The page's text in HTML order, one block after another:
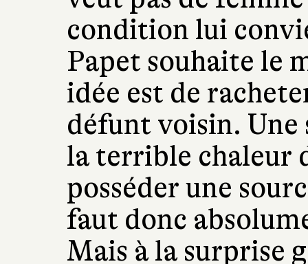
condition lui
Papet souhaite le
idée est de
défunt voisin. Une
la terrible chaleur
posséder une
faut donc
Mais à la surprise